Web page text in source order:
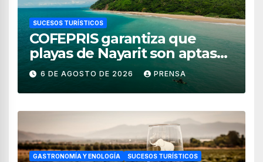
SUCESOS TURÍSTICOS
COFEPRIS garantiza que
playas de Nayarit son aptas
para uso recreativo
6 DE AGOSTO DE 2026 PRENSA
GASTRONOMÍA Y ENOLOGÍA SUCESOS TURÍSTICOS